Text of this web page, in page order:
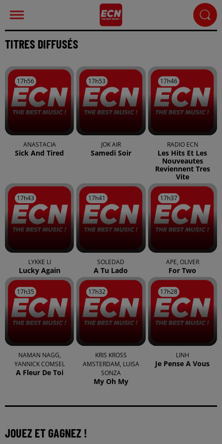
TITRES DIFFUSÉS
17h56
17h56
ANASTACIA
Sick And Tired
17h53
17h53
JOK AIR
Samedi Soir
17h46
17h46
RADIO ECN
Les Hits Et Les
Nouveautes
Reviennent Tres
Vite
17h43
17h43
LYKKE LI
Lucky Again
17h41
17h41
SOLEDAD
A Tu Lado
17h37
17h37
APE, OLIVER
For Two
17h35
17h35
NAMAN NAGG,
YANNICK COMSEL
A Fleur De Toi
17h32
17h32
KRIS KROSS
AMSTERDAM, LUISA
SONZA
My Oh My
17h28
17h28
LINH
Je Pense A Vous
JOUEZ ET GAGNEZ !